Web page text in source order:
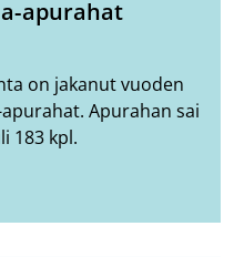
apurahat
on jakanut vuoden
Apurahan sai
183 kpl.